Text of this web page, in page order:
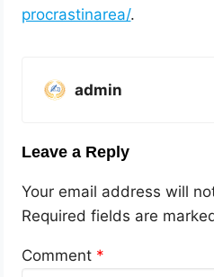
procrastinarea/.
admin
Leave a Reply
Your email address will
Required fields are
Comment *